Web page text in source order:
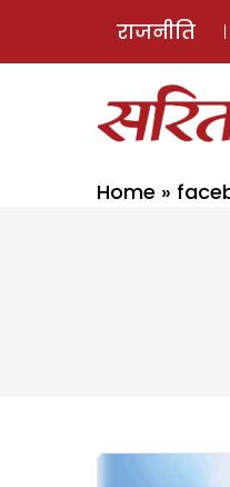
राजनीति
Home »